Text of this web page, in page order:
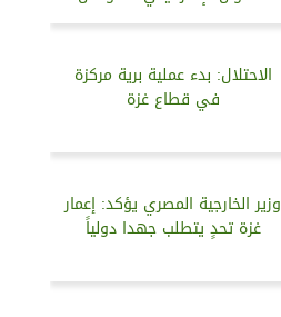
الاحتلال: بدء عملية برية مركزة
في قطاع غزة
وزير الخارجية المصري يؤكد: إعمار
غزة تحدٍ يتطلب جهدا دولياً